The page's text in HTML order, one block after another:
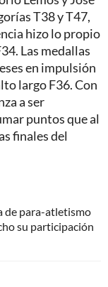
T38 y T47,
hizo lo propio
Las medallas
en impulsión
largo F36. Con
a ser
puntos que al
finales del
de para-atletismo
su participación